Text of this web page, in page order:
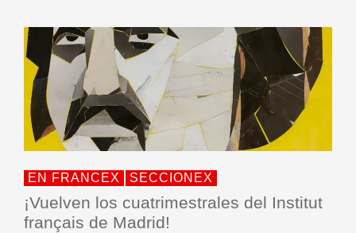
EN FRANCEX SECCIONEX
¡Vuelven los cuatrimestrales del Institut
français de Madrid!